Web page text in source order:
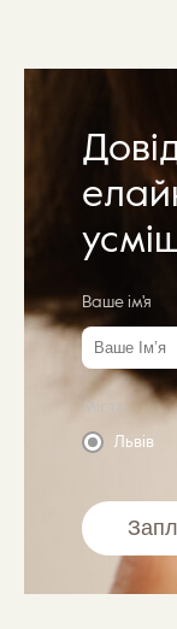
Ваше ім'я
Місто
Львів